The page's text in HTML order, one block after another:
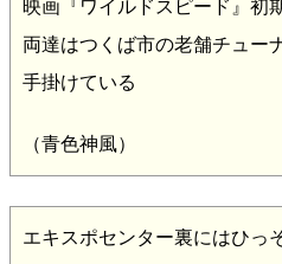
映画『ワイルドスピード』初
両達はつくば市の老舗チュー
手掛けている
（青色神風）
エキスポセンター裏にはひっ